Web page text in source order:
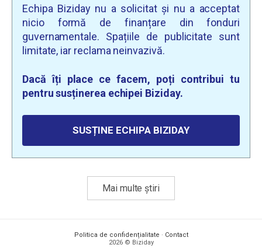
Echipa Biziday nu a solicitat și nu a acceptat
nicio formă de finanțare din fonduri
guvernamentale. Spațiile de publicitate sunt
limitate, iar reclama neinvazivă.
Dacă îți place ce facem, poți contribui tu
pentru susținerea echipei Biziday.
SUSȚINE ECHIPA BIZIDAY
Mai multe știri
Politica de confidențialitate · Contact
2026 © Biziday